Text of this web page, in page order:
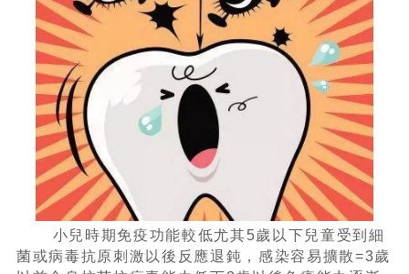
小兒時期免疫功能較低尤其5歲以下兒童受到細
菌或病毒抗原刺激以後反應退鈍，感染容易擴散=3歲